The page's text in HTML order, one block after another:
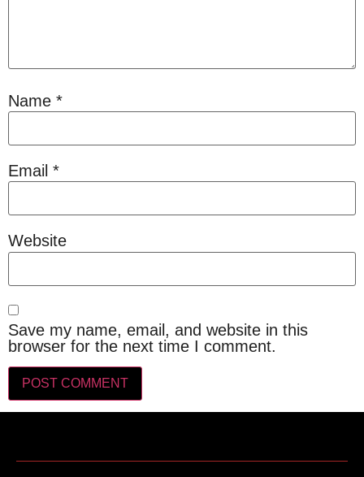
Name *
Email *
Website
Save my name, email, and website in this
browser for the next time I comment.